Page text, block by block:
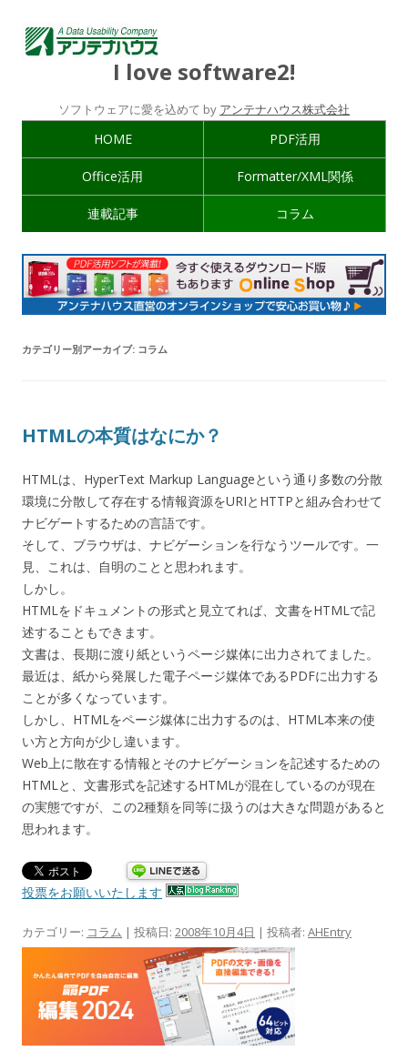
I love software2!
ソフトウェアに愛を込めて by アンテナハウス株式会社
HOME PDF活用
Office活用 Formatter/XML関係
連載記事 コラム
カテゴリー別アーカイブ: コラム
HTMLの本質はなにか？
HTMLは、HyperText Markup Languageという通り多数の分散
環境に分散して存在する情報資源をURIとHTTPと組み合わせて
ナビゲートするための言語です。
そして、ブラウザは、ナビゲーションを行なうツールです。一
見、これは、自明のことと思われます。
しかし。
HTMLをドキュメントの形式と見立てれば、文書をHTMLで記
述することもできます。
文書は、長期に渡り紙というページ媒体に出力されてました。
最近は、紙から発展した電子ページ媒体であるPDFに出力する
ことが多くなっています。
しかし、HTMLをページ媒体に出力するのは、HTML本来の使
い方と方向が少し違います。
Web上に散在する情報とそのナビゲーションを記述するための
HTMLと、文書形式を記述するHTMLが混在しているのが現在
の実態ですが、この2種類を同等に扱うのは大きな問題があると
思われます。
投票をお願いいたします
カテゴリー: コラム | 投稿日: 2008年10月4日 | 投稿者: AHEntry